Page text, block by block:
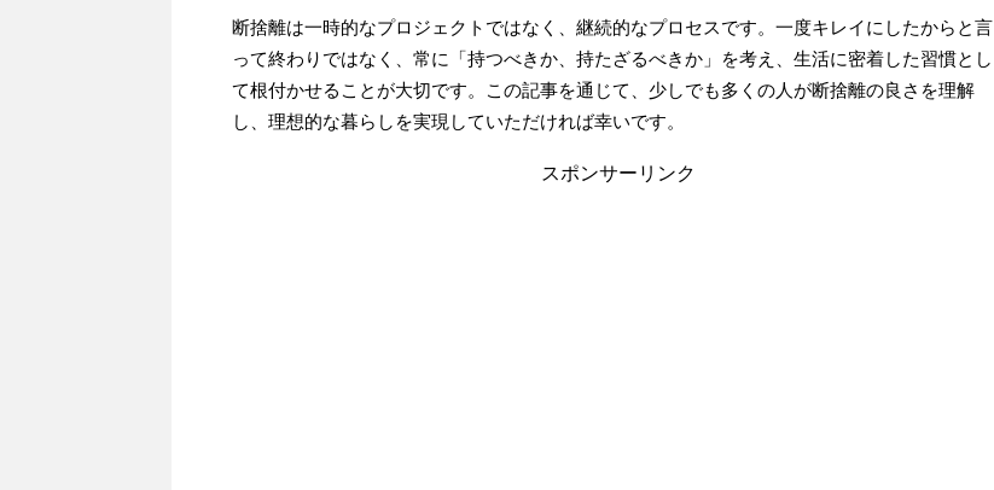
断捨離は一時的なプロジェクトではなく、継続的なプロセスです。一度キレイにしたからと言
って終わりではなく、常に「持つべきか、持たざるべきか」を考え、生活に密着した習慣とし
て根付かせることが大切です。この記事を通じて、少しでも多くの人が断捨離の良さを理解
し、理想的な暮らしを実現していただければ幸いです。
スポンサーリンク